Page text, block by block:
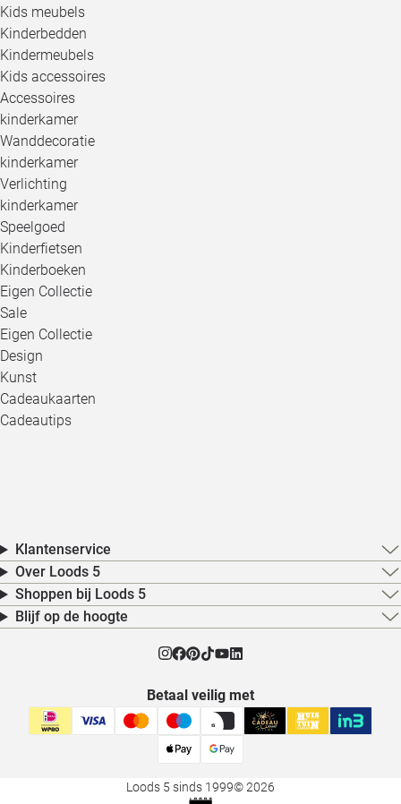
Kids meubels
Kinderbedden
Kindermeubels
Kids accessoires
Accessoires
kinderkamer
Wanddecoratie
kinderkamer
Verlichting
kinderkamer
Speelgoed
Kinderfietsen
Kinderboeken
Eigen Collectie
Sale
Eigen Collectie
Design
Kunst
Cadeaukaarten
Cadeautips
Klantenservice
Over Loods 5
Shoppen bij Loods 5
Blijf op de hoogte
Betaal veilig met
Loods 5 sinds 1999© 2026